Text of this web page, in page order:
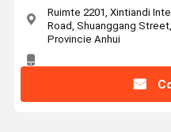
Ruimte 2201, Xintiandi
Road, Shuanggang
Provincie Anhui